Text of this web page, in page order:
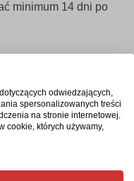
minimum 14 dni po
płatności i
przesyłka
adres, a jej
odwiedzających,
spersonalizowanych treści
na stronie internetowej.
cookie, których używamy,